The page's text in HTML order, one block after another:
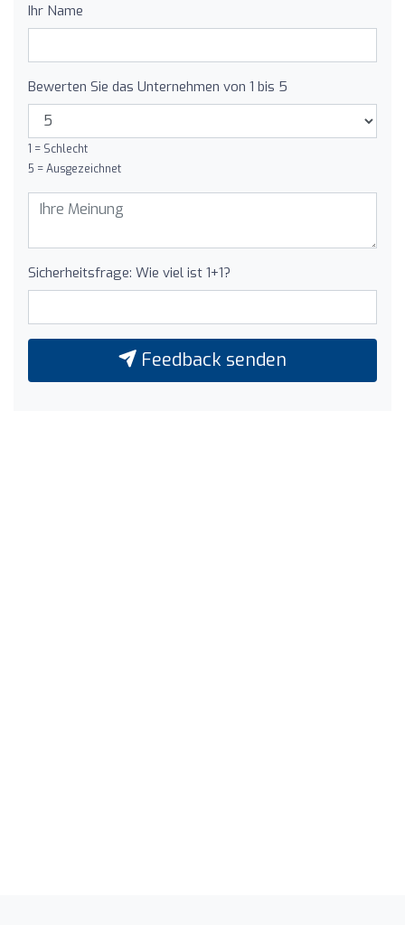
Ihr Name
Bewerten Sie das Unternehmen von 1 bis 5
1 = Schlecht
5 = Ausgezeichnet
Sicherheitsfrage: Wie viel ist 1+1?
Feedback senden